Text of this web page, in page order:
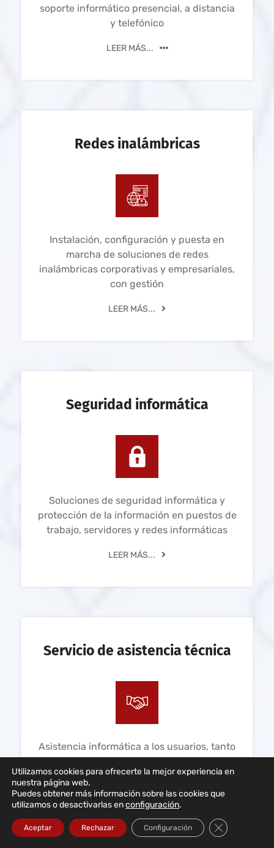
soporte informático presencial, a distancia
y telefónico
LEER MÁS...
Redes inalámbricas
Instalación, configuración y puesta en
marcha de soluciones de redes
inalámbricas corporativas y empresariales,
con gestión
LEER MÁS...
Seguridad informática
Soluciones de seguridad informática y
protección de la información en puestos de
trabajo, servidores y redes informáticas
LEER MÁS...
Servicio de asistencia técnica
Asistencia informática a los usuarios, tanto
presencial como a distancia y por teléfono.
Asistencia permanente y para empresas
LEER MÁS...
Utilizamos cookies para ofrecerte la mejor experiencia en
nuestra página web.
Puedes obtener más información sobre las cookies que
utilizamos o desactivarlas enconfiguración.
Aceptar Rechazar Configuración Cerrar el